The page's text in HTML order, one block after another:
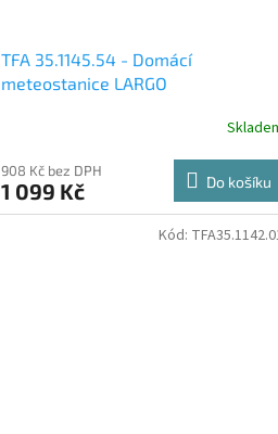
TFA 35.1145.54 - Domácí
meteostanice LARGO
908 Kč bez DPH
1 099 Kč Do košíku
Kód: